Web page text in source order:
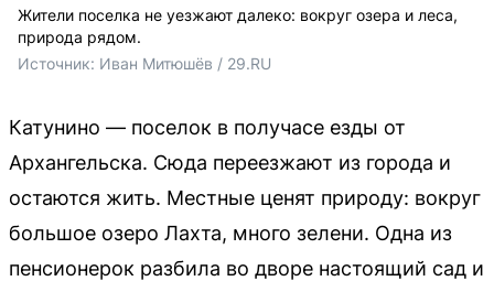
Жители поселка не уезжают далеко: вокруг озера и леса,
природа рядом.
Источник: Иван Митюшёв / 29.RU
Катунино — поселок в получасе езды от
Архангельска. Сюда переезжают из города и
остаются жить. Местные ценят природу: вокруг
большое озеро Лахта, много зелени. Одна из
пенсионерок разбила во дворе настоящий сад и